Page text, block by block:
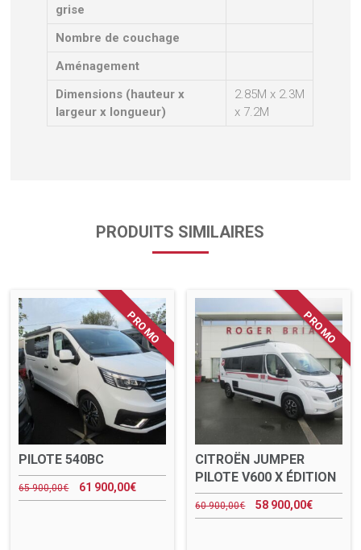
grise
Nombre de couchage
Aménagement
Dimensions (hauteur x
largeur x longueur)
2.85M x 2.3M
x 7.2M
PRODUITS SIMILAIRES
PILOTE 540BC
65 900,00€ 61 900,00€
CITROËN JUMPER
PILOTE V600 X ÉDITION
60 900,00€ 58 900,00€